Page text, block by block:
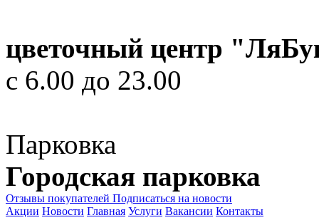
цветочный центр
с 6.00 до 23.00
Парковка
Городская парковка
Отзывы покупателей Подписаться на новости
Акции Новости Главная Услуги Вакансии Контакты